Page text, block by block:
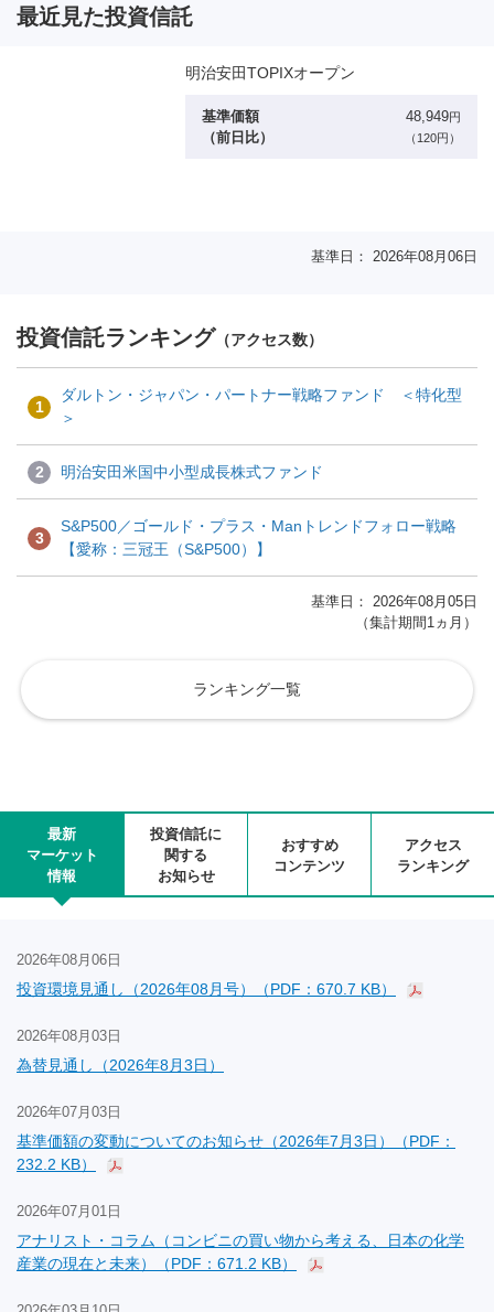
最近見た投資信託
明治安田TOPIXオープン
基準価額
（前日比）
48,949円
（120円）
基準日： 2026年08月06日
投資信託ランキング （アクセス数）
1
ダルトン・ジャパン・パートナー戦略ファンド ＜特化型
＞
2 明治安田米国中小型成長株式ファンド
3
S&P500／ゴールド・プラス・Manトレンドフォロー戦略
【愛称：三冠王（S&P500）】
基準日： 2026年08月05日
（集計期間1ヵ月）
ランキング一覧
最新
マーケット
情報
投資信託に
関する
お知らせ
おすすめ
コンテンツ
アクセス
ランキング
2026年08月06日
投資環境見通し（2026年08月号）（PDF：670.7 KB）
2026年08月03日
為替見通し（2026年8月3日）
2026年07月03日
基準価額の変動についてのお知らせ（2026年7月3日）（PDF：
232.2 KB）
2026年07月01日
アナリスト・コラム（コンビニの買い物から考える、日本の化学
産業の現在と未来）（PDF：671.2 KB）